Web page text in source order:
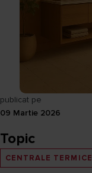
publicat pe
09 Martie 2026
Topic
CENTRALE TERMICE